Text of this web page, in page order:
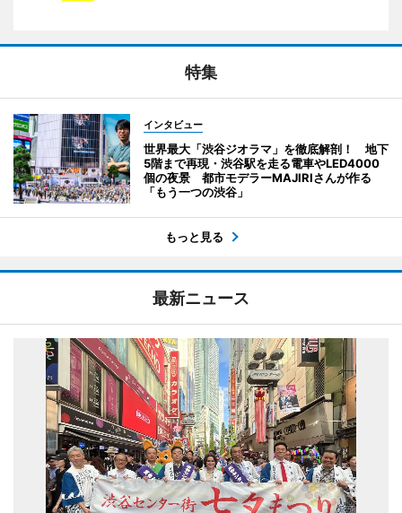
特集
インタビュー
世界最大「渋谷ジオラマ」を徹底解剖！ 地下
5階まで再現・渋谷駅を走る電車やLED4000
個の夜景 都市モデラーMAJIRIさんが作る
「もう一つの渋谷」
もっと見る
最新ニュース